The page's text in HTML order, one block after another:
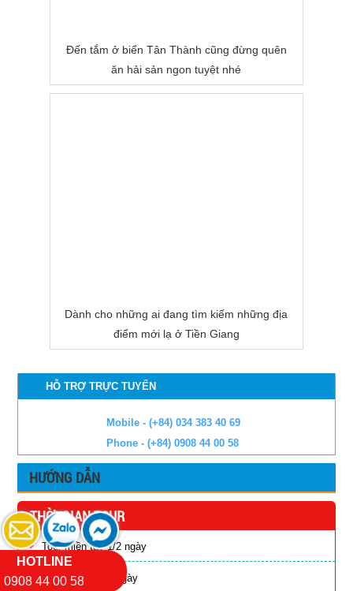
Đến tắm ở biển Tân Thành cũng đừng quên
ăn hải sản ngon tuyệt nhé
Dành cho những ai đang tìm kiếm những địa
điểm mới lạ ở Tiền Giang
HỖ TRỢ TRỰC TUYẾN
Mobile - (+84) 034 383 40 69
Phone - (+84) 0908 44 00 58
HƯỚNG DẪN
THỜI GIAN TOUR
Tour miền tây 1/2 ngày
Tour miền tây 1 ngày
HOTLINE
0908 44 00 58